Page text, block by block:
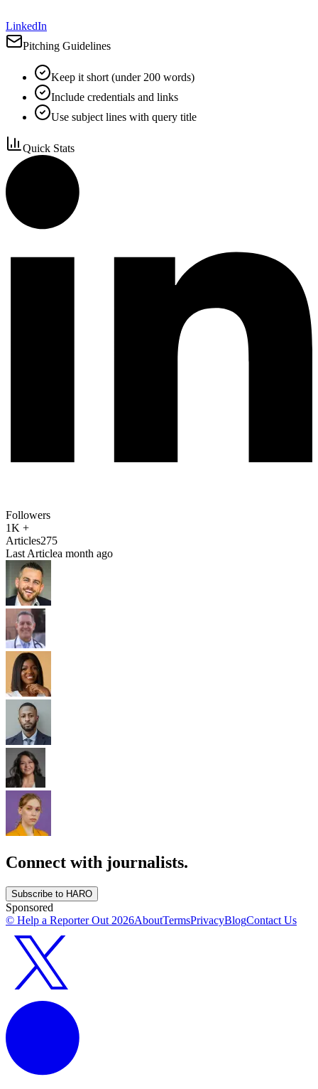
LinkedIn
Pitching Guidelines
Keep it short (under 200 words)
Include credentials and links
Use subject lines with query title
Quick Stats
Followers
1K +
Articles275
Last Articlea month ago
Connect with journalists.
Subscribe to HARO
Sponsored
© Help a Reporter Out 2026AboutTermsPrivacyBlogContact Us